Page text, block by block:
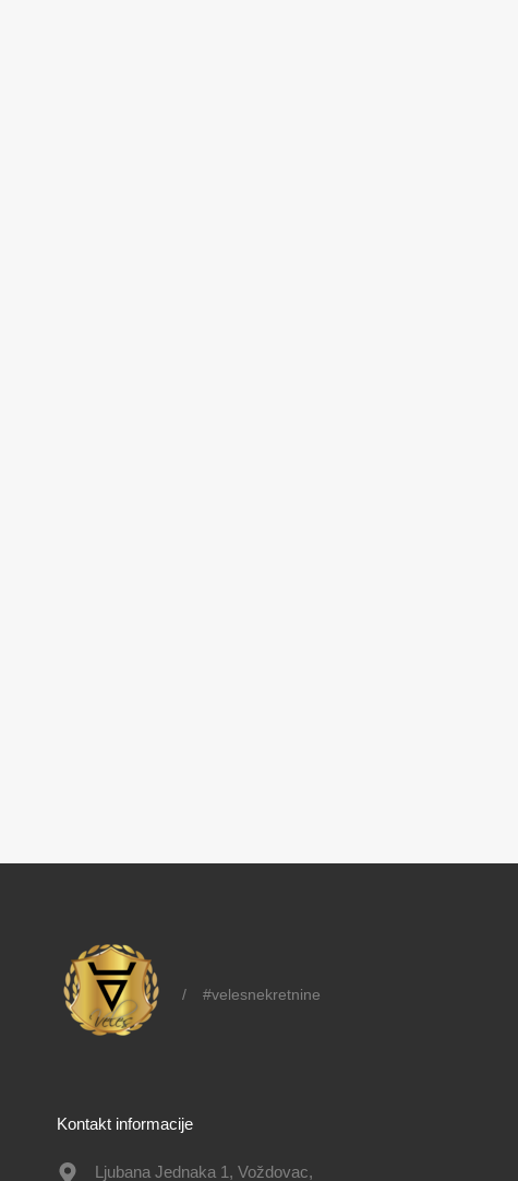
/ #velesnekretnine
Kontakt informacije
Ljubana Jednaka 1, Voždovac,